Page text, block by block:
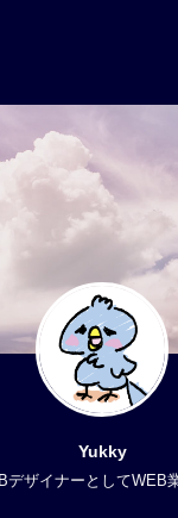
Yukky
デザイナーとしてWEB